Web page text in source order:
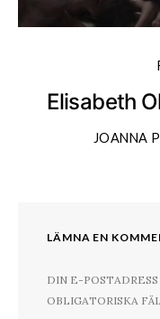
Elisabeth
JOANNA
LÄMNA EN
DIN E-
OBLIGATORISKA